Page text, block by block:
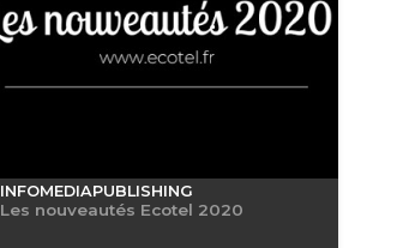
INFOMEDIAPUBLISHING
Les nouveautés Ecotel 2020